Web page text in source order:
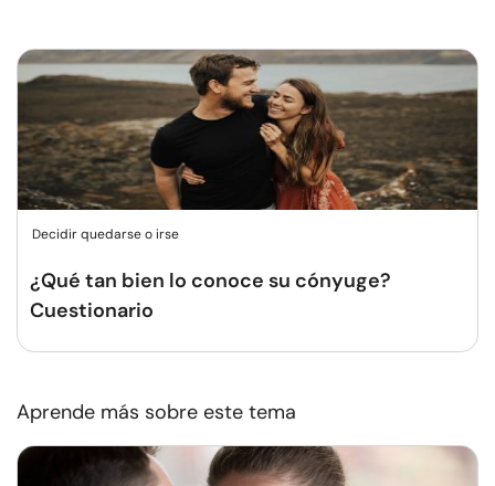
Decidir quedarse o irse
¿Qué tan bien lo conoce su cónyuge?
Cuestionario
Aprende más sobre este tema